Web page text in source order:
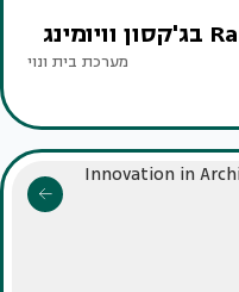
מערכת בית ונוי